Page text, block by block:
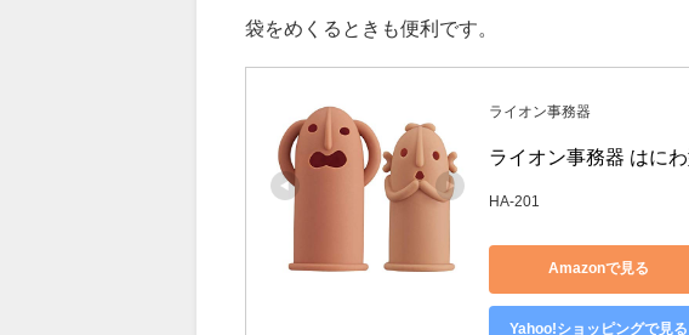
っかりキャッチします。
その凹凸の一個だけが古墳になっています。
袋をめくるときも便利です。
ライオン事務器
ライオン事務器 はに